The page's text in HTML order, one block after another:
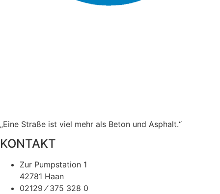
„Eine Straße ist viel mehr als Beton und Asphalt.“
KONTAKT
Zur Pumpstation 1
42781 Haan
02129 ⁄ 375 328 0